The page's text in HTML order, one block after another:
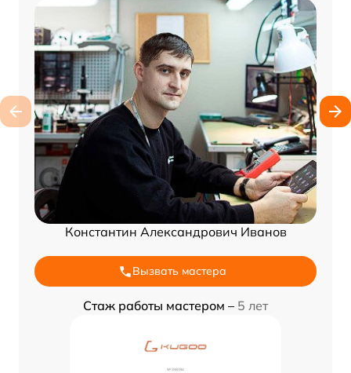
Константин Александрович Иванов
Вызвать мастера
Стаж работы мастером – 5 лет